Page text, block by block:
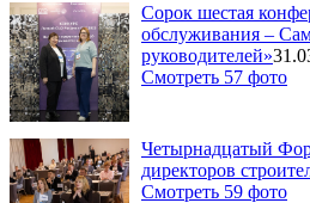
Сорок шестая
обслуживания –
руководителей»
Смотреть 57 фото
Четырнадцатый
директоров
Смотреть 59 фото